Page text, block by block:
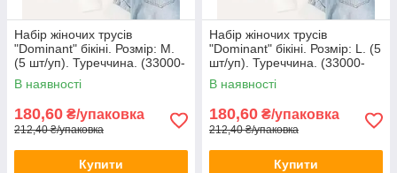
Набір жіночих трусів
"Dominant" бікіні. Розмір: M.
(5 шт/уп). Туреччина. (33000-
396)
В наявності
180,60 ₴/упаковка
212,40 ₴/упаковка
Купити
Набір жіночих трусів
"Dominant" бікіні. Розмір: L. (5
шт/уп). Туреччина. (33000-
396)
В наявності
180,60 ₴/упаковка
212,40 ₴/упаковка
Купити